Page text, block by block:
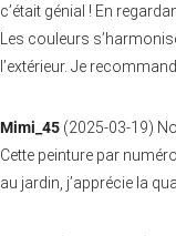
c’était génial ! En
Les couleurs
l’extérieur. Je
Mimi_45 (2025-03-19)
Cette peinture par
au jardin, j’apprécie la